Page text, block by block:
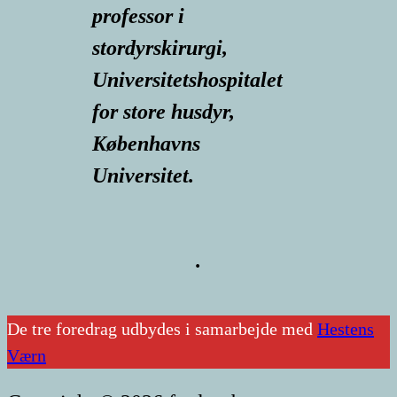
professor i
stordyrskirurgi,
Universitetshospitalet
for store husdyr,
Københavns
Universitet.
.
De tre foredrag udbydes i samarbejde med Hestens
Værn